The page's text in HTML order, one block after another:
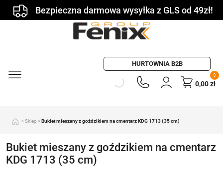
Bezpieczna darmowa wysyłka z GLS od 49zł!
HURTOWNIA B2B
0
0,00zł
» Sklep » Bukiet mieszany z goździkiem na cmentarz KDG 1713 (35 cm)
Bukiet mieszany z goździkiem na cmentarz
KDG 1713 (35 cm)